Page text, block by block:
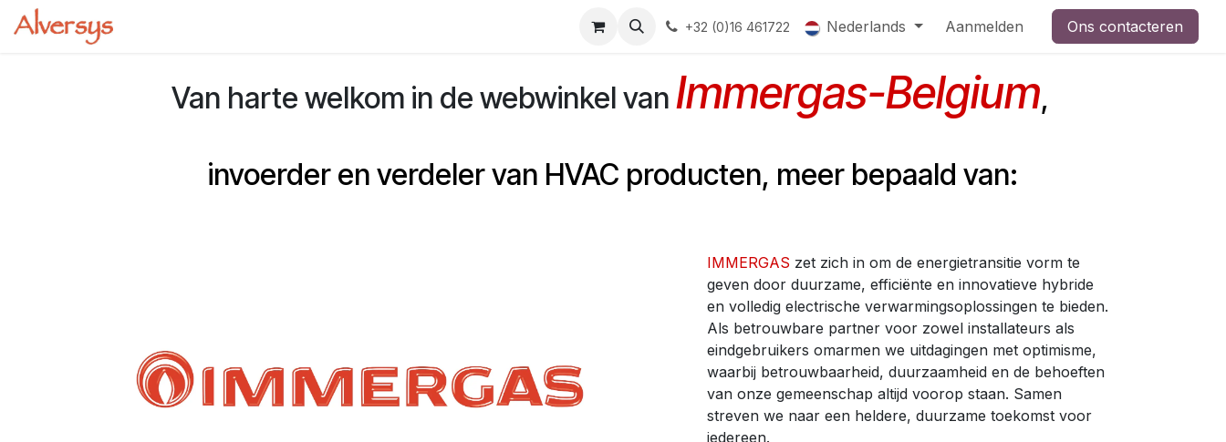
Overslaan naar inhoud
+32 (0)16 461722 Nederlands Aanmelden Ons contacteren
Van harte welkom in de webwinkel van Immergas-Belgium,
invoerder en verdeler van HVAC producten, meer bepaald van:
IMMERGAS zet zich in om de energietransitie vorm te
geven door duurzame, efficiënte en innovatieve hybride
en volledig electrische verwarmingsoplossingen te bieden.
Als betrouwbare partner voor zowel installateurs als
eindgebruikers omarmen we uitdagingen met optimisme,
waarbij betrouwbaarheid, duurzaamheid en de behoeften
van onze gemeenschap altijd voorop staan. Samen
streven we naar een heldere, duurzame toekomst voor
iedereen.